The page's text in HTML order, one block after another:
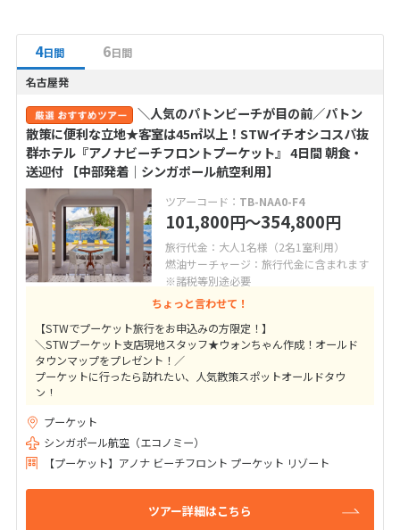
4日間 6日間
名古屋発
＼人気のパトンビーチが目の前／パトン
散策に便利な立地★客室は45㎡以上！STWイチオシコスパ抜
群ホテル『アノナビーチフロントプーケット』 4日間 朝食・
送迎付 【中部発着│シンガポール航空利用】
ツアーコード： TB-NAA0-F4
101,800円〜354,800円
旅行代金：大人1名様（2名1室利用）
燃油サーチャージ：旅行代金に含まれます
※諸税等別途必要
ちょっと言わせて！
【STWでプーケット旅行をお申込みの方限定！】
＼STWプーケット支店現地スタッフ★ウォンちゃん作成！オールド
タウンマップをプレゼント！／
プーケットに行ったら訪れたい、人気散策スポットオールドタウ
ン！
せて頂きます★
プーケット
シンガポール航空（エコノミー）
【プーケット】アノナ ビーチフロント プーケット リゾート
ツアー詳細はこちら